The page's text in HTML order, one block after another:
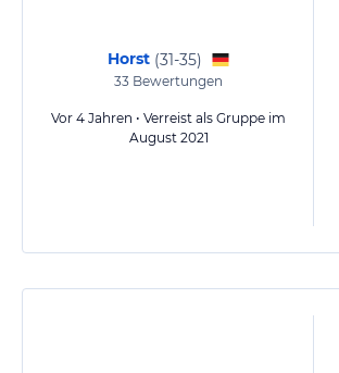
Horst (31-35)
33 Bewertungen
Vor 4 Jahren • Verreist als Gruppe im
August 2021